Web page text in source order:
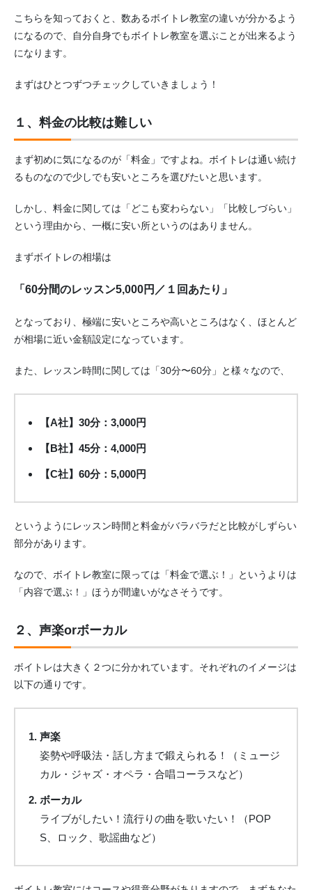
こちらを知っておくと、数あるボイトレ教室の違いが分かるよう
になるので、自分自身でもボイトレ教室を選ぶことが出来るよう
になります。
まずはひとつずつチェックしていきましょう！
１、料金の比較は難しい
まず初めに気になるのが「料金」ですよね。ボイトレは通い続け
るものなので少しでも安いところを選びたいと思います。
しかし、料金に関しては「どこも変わらない」「比較しづらい」
という理由から、一概に安い所というのはありません。
まずボイトレの相場は
「60分間のレッスン5,000円／１回あたり」
となっており、極端に安いところや高いところはなく、ほとんど
が相場に近い金額設定になっています。
また、レッスン時間に関しては「30分〜60分」と様々なので、
【A社】30分：3,000円
【B社】45分：4,000円
【C社】60分：5,000円
というようにレッスン時間と料金がバラバラだと比較がしずらい
部分があります。
なので、ボイトレ教室に限っては「料金で選ぶ！」というよりは
「内容で選ぶ！」ほうが間違いがなさそうです。
２、声楽orボーカル
ボイトレは大きく２つに分かれています。それぞれのイメージは
以下の通りです。
声楽
姿勢や呼吸法・話し方まで鍛えられる！（ミュージ
カル・ジャズ・オペラ・合唱コーラスなど）
ボーカル
ライブがしたい！流行りの曲を歌いたい！（POP
S、ロック、歌謡曲など）